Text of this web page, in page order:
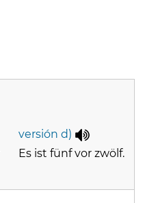
versión d)
Es ist fünf vor zwölf.